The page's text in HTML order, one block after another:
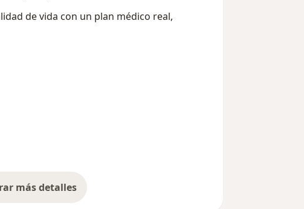
de vida con un plan médico real,
más detalles
sobre la experiencia